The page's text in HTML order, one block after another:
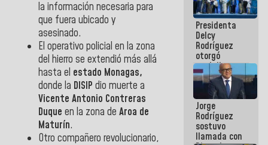
la información necesaria para
que fuera ubicado y
asesinado.
El operativo policial en la zona
del hierro se extendió más allá
hasta el estado Monagas,
donde la DISIP dio muerte a
Vicente Antonio Contreras
Duque en la zona de Aroa de
Maturín.
Otro compañero revolucionario,
Eléctrico
para
abordar
planes de
acción
Presidenta
Delcy
Rodríguez
otorgó
medalla
"Héroe de
Venezuela"
a servidores
públicos
Jorge
Rodríguez
sostuvo
llamada con